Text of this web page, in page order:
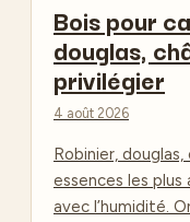
Bois pour
douglas,
privilégier
4 août 2026
Robinier,
essences les
avec l’humidité.